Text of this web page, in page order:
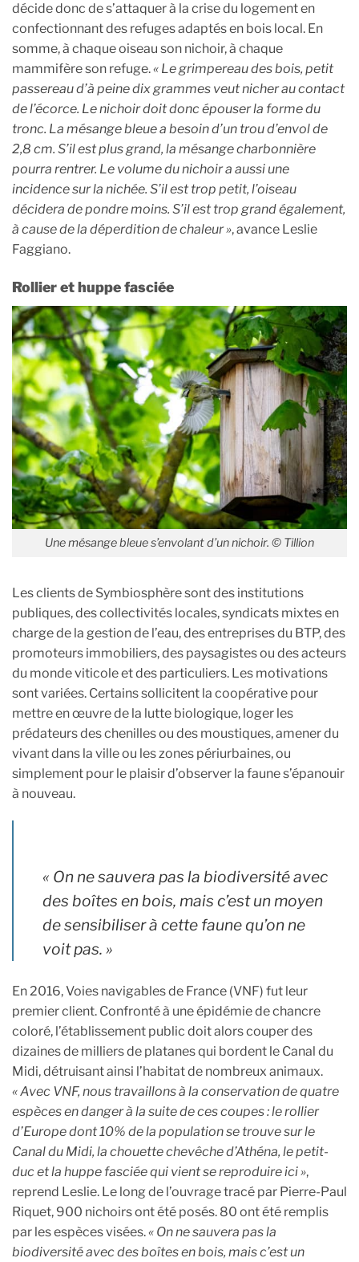
décide donc de s’attaquer à la crise du logement en
confectionnant des refuges adaptés en bois local. En
somme, à chaque oiseau son nichoir, à chaque
mammifère son refuge.« Le grimpereau des bois, petit
passereau d’à peine dix grammes veut nicher au contact
de l’écorce. Le nichoir doit donc épouser la forme du
tronc. La mésange bleue a besoin d’un trou d’envol de
2,8 cm. S’il est plus grand, la mésange charbonnière
pourra rentrer. Le volume du nichoir a aussi une
incidence sur la nichée. S’il est trop petit, l’oiseau
décidera de pondre moins. S’il est trop grand également,
à cause de la déperdition de chaleur », avance Leslie
Faggiano.
Rollier et huppe fasciée
Une mésange bleue s’envolant d’un nichoir. © Tillion
Les clients de Symbiosphère sont des institutions
publiques, des collectivités locales, syndicats mixtes en
charge de la gestion de l’eau, des entreprises du BTP, des
promoteurs immobiliers, des paysagistes ou des acteurs
du monde viticole et des particuliers. Les motivations
sont variées. Certains sollicitent la coopérative pour
mettre en œuvre de la lutte biologique, loger les
prédateurs des chenilles ou des moustiques, amener du
vivant dans la ville ou les zones périurbaines, ou
simplement pour le plaisir d’observer la faune s’épanouir
à nouveau.
« On ne sauvera pas la biodiversité avec
des boîtes en bois, mais c’est un moyen
de sensibiliser à cette faune qu’on ne
voit pas. »
En 2016, Voies navigables de France (VNF) fut leur
premier client. Confronté à une épidémie de chancre
coloré, l’établissement public doit alors couper des
dizaines de milliers de platanes qui bordent le Canal du
Midi, détruisant ainsi l’habitat de nombreux animaux.
« Avec VNF, nous travaillons à la conservation de quatre
espèces en danger à la suite de ces coupes : le rollier
d’Europe dont 10% de la population se trouve sur le
Canal du Midi, la chouette chevêche d’Athéna, le petit-
duc et la huppe fasciée qui vient se reproduire ici »,
reprend Leslie. Le long de l’ouvrage tracé par Pierre-Paul
Riquet, 900 nichoirs ont été posés. 80 ont été remplis
par les espèces visées.« On ne sauvera pas la
biodiversité avec des boîtes en bois, mais c’est un